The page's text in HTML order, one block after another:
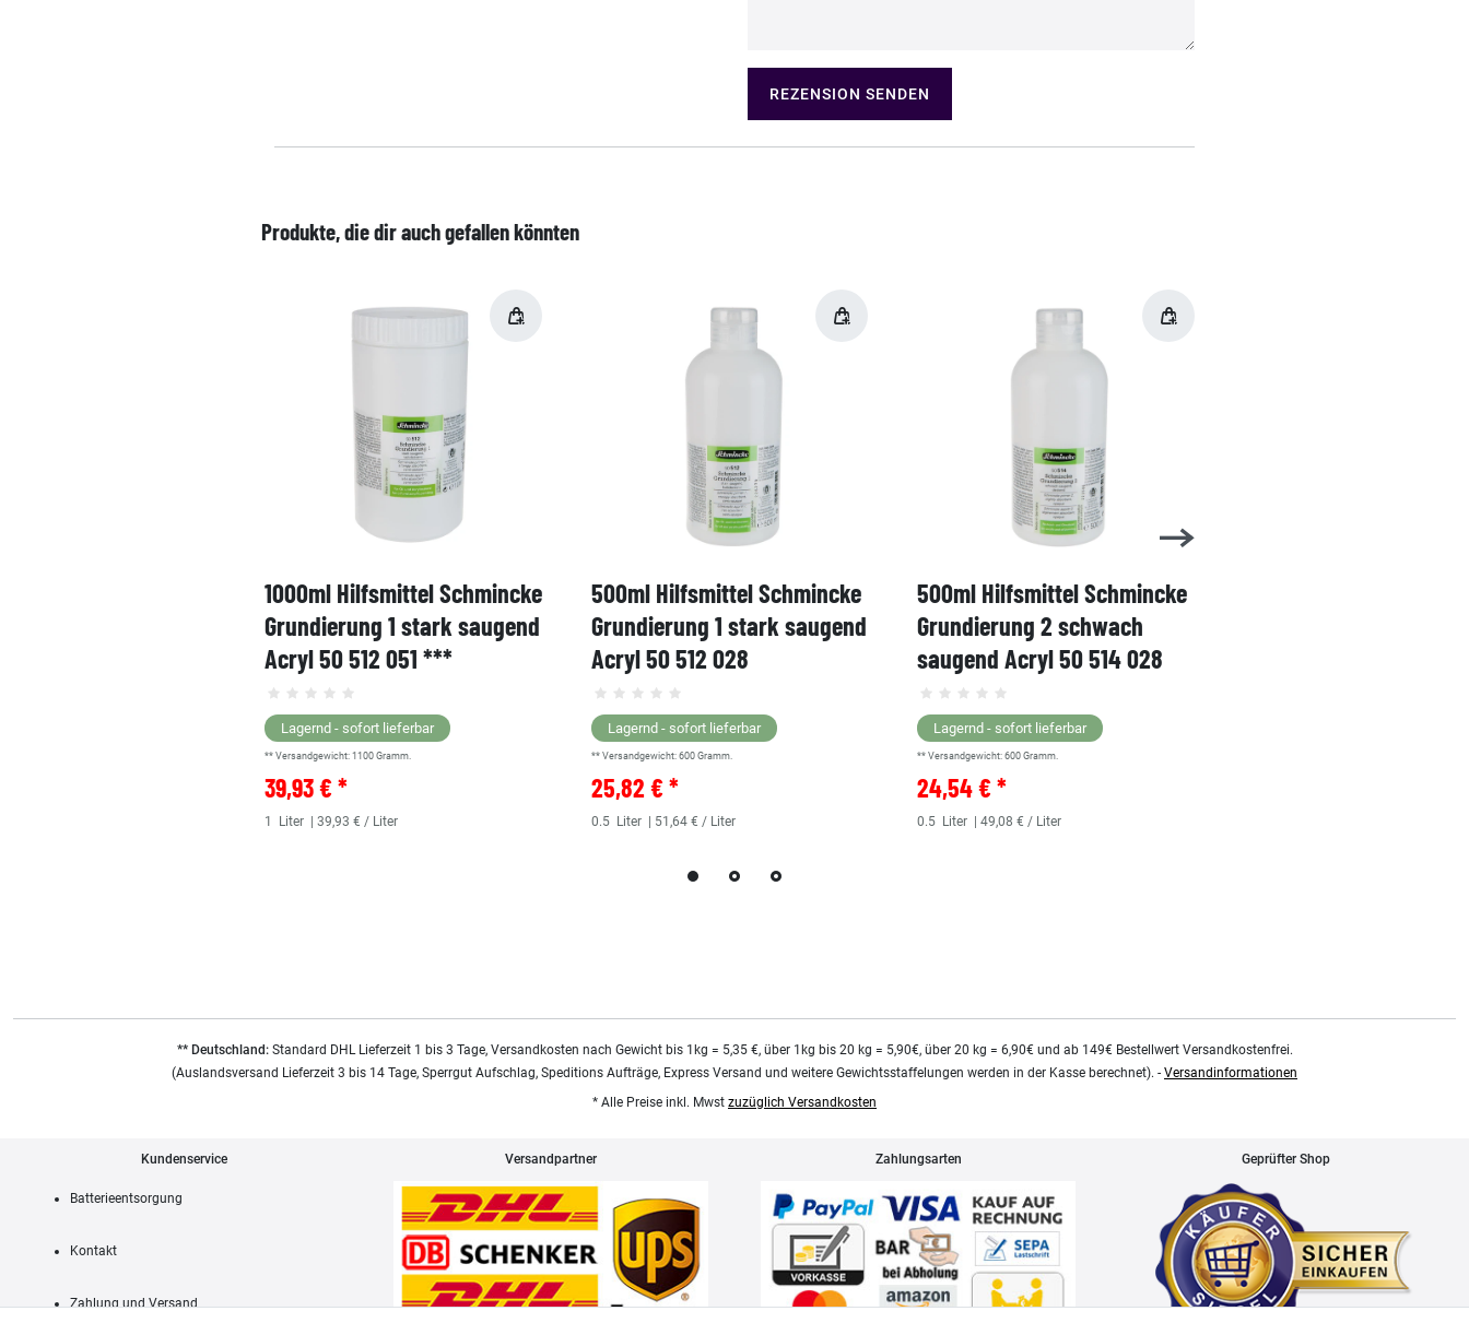
REZENSION SENDEN
Produkte, die dir auch gefallen könnten
1000ml Hilfsmittel Schmincke
Grundierung 1 stark saugend
Acryl 50 512 051 ***
Lagernd - sofort lieferbar
** Versandgewicht: 1100 Gramm.
39,93 € *
1 Liter | 39,93 € / Liter
500ml Hilfsmittel Schmincke
Grundierung 1 stark saugend
Acryl 50 512 028
Lagernd - sofort lieferbar
** Versandgewicht: 600 Gramm.
25,82 € *
0.5 Liter | 51,64 € / Liter
500ml Hilfsmittel Schmincke
Grundierung 2 schwach
saugend Acryl 50 514 028
Lagernd - sofort lieferbar
** Versandgewicht:600 Gramm.
24,54 € *
0.5 Liter | 49,08 € / Liter
** Deutschland:Standard DHL Lieferzeit 1 bis 3 Tage, Versandkosten nach Gewicht bis 1kg = 5,35 €, über 1kg bis 20 kg = 5,90€, über 20 kg = 6,90€ und ab 149€ Bestellwert Versandkostenfrei.
(Auslandsversand Lieferzeit 3 bis 14 Tage, Sperrgut Aufschlag, Speditions Aufträge, Express Versand und weitere Gewichtsstaffelungen werden in der Kasse berechnet). - Versandinformationen
* Alle Preise inkl. Mwst zuzüglich Versandkosten
Kundenservice
Batterieentsorgung
Kontakt
Zahlung und Versand
Versandpartner Zahlungsarten Geprüfter Shop